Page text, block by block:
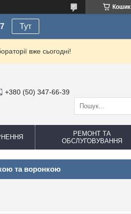
Кошик
Тут
вже сьогодні!
+380 (50) 347-66-39
РЕМОНТ ТА
ОБСЛУГОВУВАННЯ
та воронкою